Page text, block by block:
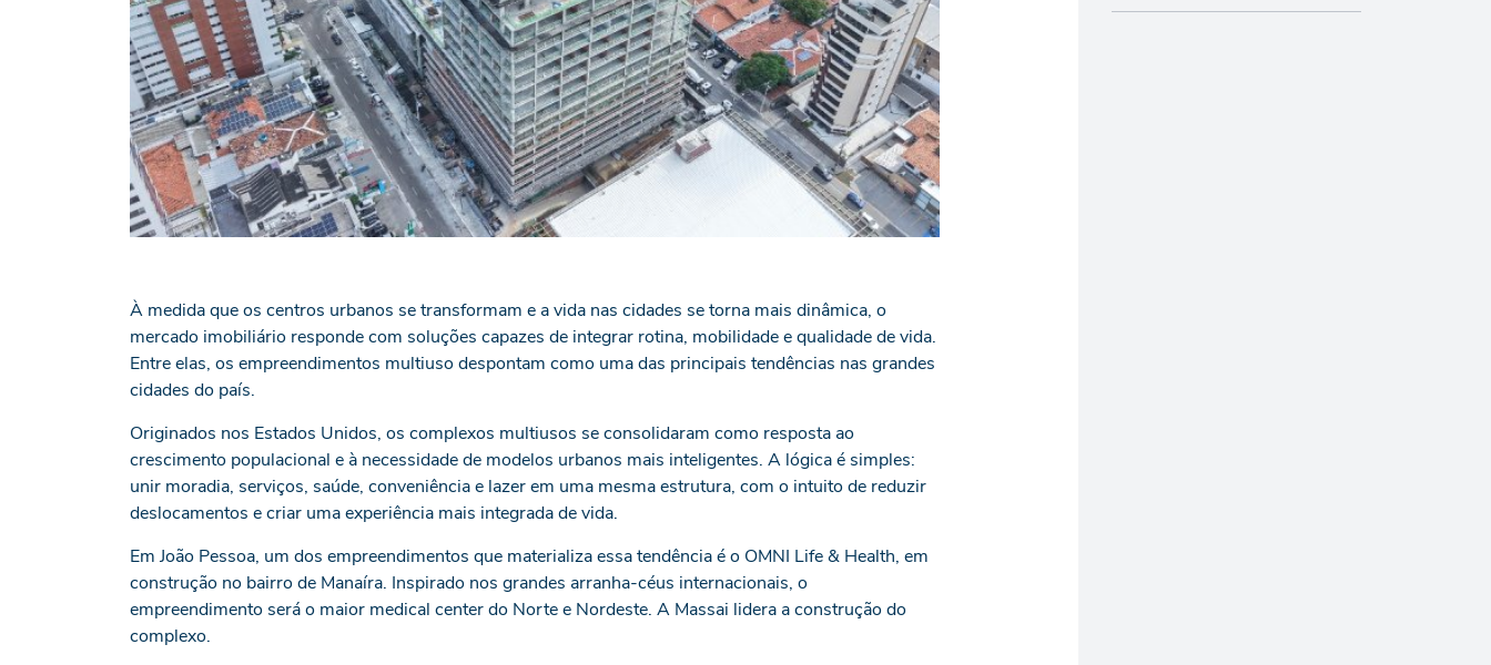
À medida que os centros urbanos se transformam e a vida nas cidades se torna mais dinâmica, o
mercado imobiliário responde com soluções capazes de integrar rotina, mobilidade e qualidade de vida.
Entre elas, os empreendimentos multiuso despontam como uma das principais tendências nas grandes
cidades do país.
Originados nos Estados Unidos, os complexos multiusos se consolidaram como resposta ao
crescimento populacional e à necessidade de modelos urbanos mais inteligentes. A lógica é simples:
unir moradia, serviços, saúde, conveniência e lazer em uma mesma estrutura, com o intuito de reduzir
deslocamentos e criar uma experiência mais integrada de vida.
Em João Pessoa, um dos empreendimentos que materializa essa tendência é o OMNI Life & Health, em
construção no bairro de Manaíra. Inspirado nos grandes arranha-céus internacionais, o
empreendimento será o maior medical center do Norte e Nordeste. A Massai lidera a construção do
complexo.